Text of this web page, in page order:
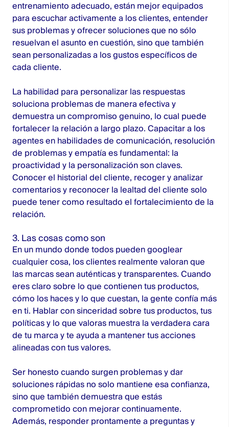
entrenamiento adecuado, están mejor equipados
para escuchar activamente a los clientes, entender
sus problemas y ofrecer soluciones que no sólo
resuelvan el asunto en cuestión, sino que también
sean personalizadas a los gustos específicos de
cada cliente.
La habilidad para personalizar las respuestas
soluciona problemas de manera efectiva y
demuestra un compromiso genuino, lo cual puede
fortalecer la relación a largo plazo. Capacitar a los
agentes en habilidades de comunicación, resolución
de problemas y empatía es fundamental: la
proactividad y la personalización son claves.
Conocer el historial del cliente, recoger y analizar
comentarios y reconocer la lealtad del cliente solo
puede tener como resultado el fortalecimiento de la
relación.
3. Las cosas como son
En un mundo donde todos pueden googlear
cualquier cosa, los clientes realmente valoran que
las marcas sean auténticas y transparentes. Cuando
eres claro sobre lo que contienen tus productos,
cómo los haces y lo que cuestan, la gente confía más
en ti. Hablar con sinceridad sobre tus productos, tus
políticas y lo que valoras muestra la verdadera cara
de tu marca y te ayuda a mantener tus acciones
alineadas con tus valores.
Ser honesto cuando surgen problemas y dar
soluciones rápidas no solo mantiene esa confianza,
sino que también demuestra que estás
comprometido con mejorar continuamente.
Además, responder prontamente a preguntas y